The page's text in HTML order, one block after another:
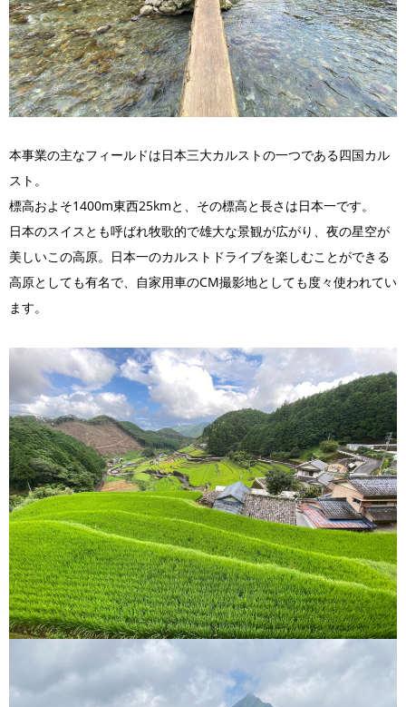
本事業の主なフィールドは日本三大カルストの一つである四国カル
スト。
標高およそ1400m東西25kmと、その標高と長さは日本一です。
日本のスイスとも呼ばれ牧歌的で雄大な景観が広がり、夜の星空が
美しいこの高原。日本一のカルストドライブを楽しむことができる
高原としても有名で、自家用車のCM撮影地としても度々使われてい
ます。